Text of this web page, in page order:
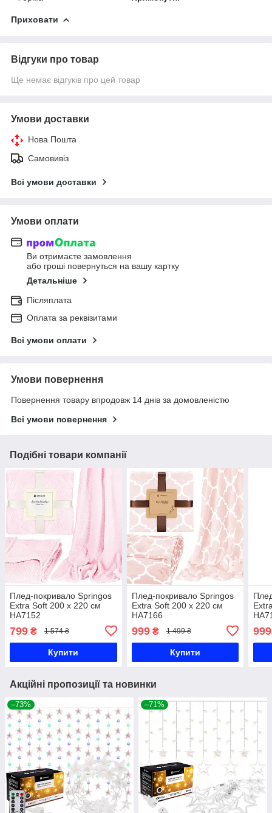
Приховати
Відгуки про товар
Ще немає відгуків про цей товар
Умови доставки
Нова Пошта
Самовивіз
Всі умови доставки
Умови оплати
Ви отримаєте замовлення
або гроші повернуться на вашу картку
Детальніше
Післяплата
Оплата за реквізитами
Всі умови оплати
Умови повернення
Повернення товару впродовж 14 днів за домовленістю
Всі умови повернення
Подібні товари компанії
Плед-покривало Springos
Extra Soft 200 x 220 см
HA7152
799 ₴ 1 574 ₴
Купити
Плед-покривало Springos
Extra Soft 200 x 220 см
HA7166
999₴ 1 499 ₴
Купити
999
Акційні пропозиції та новинки
–73% –71%